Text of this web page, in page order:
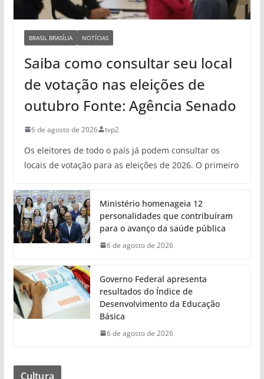
BRASIL BRASÍLIA NOTÍCIAS
Saiba como consultar seu local
de votação nas eleições de
outubro Fonte: Agência Senado
6 de agosto de 2026 tvp2
Os eleitores de todo o país já podem consultar os
locais de votação para as eleições de 2026. O primeiro
Ministério homenageia 12
personalidades que contribuíram
para o avanço da saúde pública
6 de agosto de 2026
Governo Federal apresenta
resultados do Índice de
Desenvolvimento da Educação
Básica
6 de agosto de 2026
Cultura